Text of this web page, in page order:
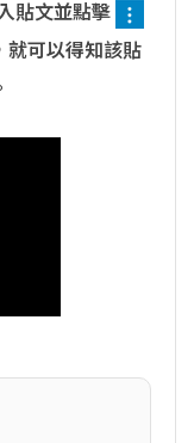
貼文並點擊
就可以得知該貼